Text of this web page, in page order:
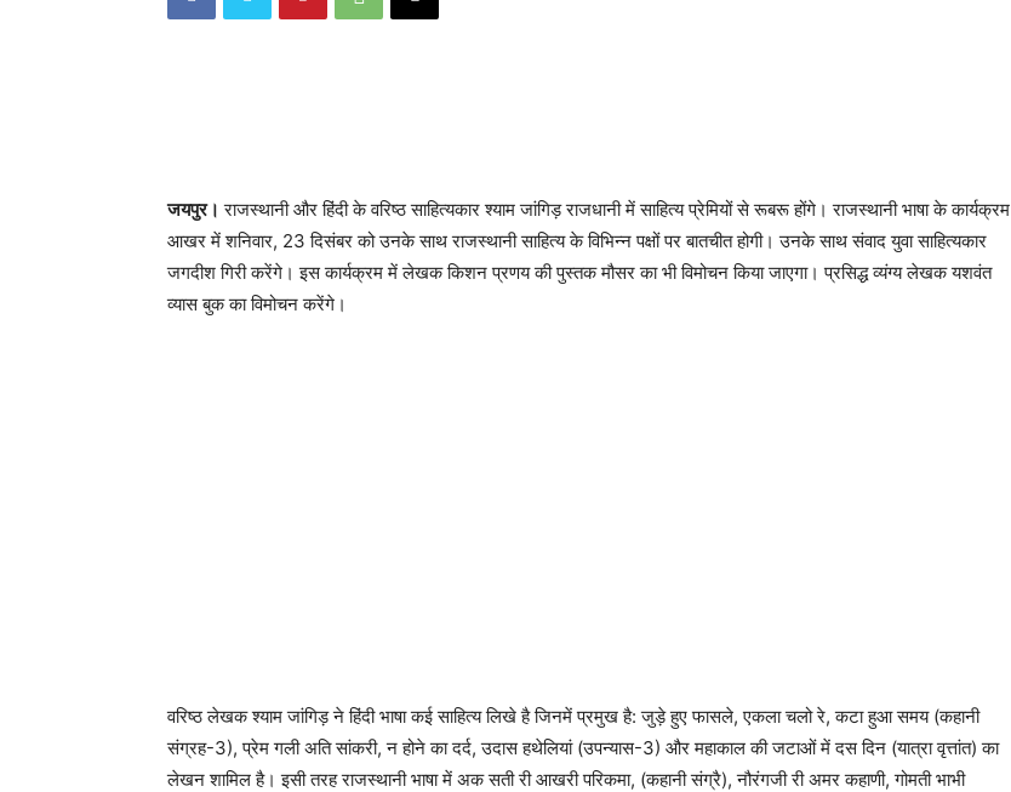
जयपुर। राजस्थानी और हिंदी के वरिष्ठ साहित्यकार श्याम जांगिड़ राजधानी में साहित्य प्रेमियों से रूबरू होंगे। राजस्थानी भाषा के कार्यक्रम
आखर में शनिवार, 23 दिसंबर को उनके साथ राजस्थानी साहित्य के विभिन्न पक्षों पर बातचीत होगी। उनके साथ संवाद युवा साहित्यकार
जगदीश गिरी करेंगे। इस कार्यक्रम में लेखक किशन प्रणय की पुस्तक मौसर का भी विमोचन किया जाएगा। प्रसिद्ध व्यंग्य लेखक यशवंत
व्यास बुक का विमोचन करेंगे।
वरिष्ठ लेखक श्याम जांगिड़ ने हिंदी भाषा कई साहित्य लिखे है जिनमें प्रमुख है: जुड़े हुए फासले, एकला चलो रे, कटा हुआ समय (कहानी
संग्रह-3), प्रेम गली अति सांकरी, न होने का दर्द, उदास हथेलियां (उपन्यास-3) और महाकाल की जटाओं में दस दिन (यात्रा वृत्तांत) का
लेखन शामिल है। इसी तरह राजस्थानी भाषा में अक सती री आखरी परिकमा, (कहानी संग्रै), नौरंगजी री अमर कहाणी, गोमती भाभी